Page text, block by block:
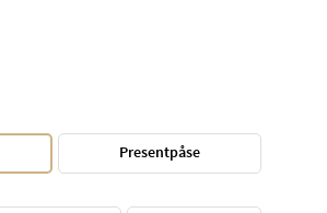
Presentpåse